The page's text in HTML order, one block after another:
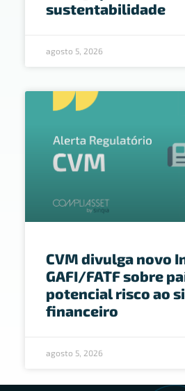
sustentabilidade
agosto 5, 2026
CVM divulga novo
GAFI/FATF sobre
potencial risco ao
financeiro
agosto 5, 2026